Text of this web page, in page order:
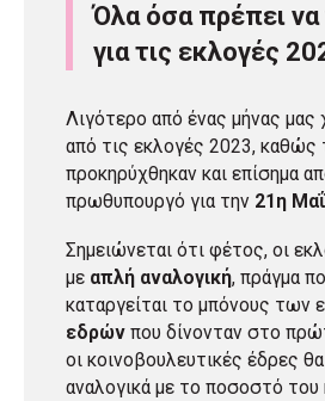
Όλα όσα πρέπει να
για τις εκλογές
Λιγότερο από ένας μήνας μας
από τις εκλογές 2023, καθώς
προκηρύχθηκαν και επίσημα
πρωθυπουργό για την 21η
Σημειώνεται ότι φέτος, οι
με απλή αναλογική, πράγμα
καταργείται το μπόνους των
εδρών που δίνονταν στο
οι κοινοβουλευτικές έδρες
αναλογικά με το ποσοστό του